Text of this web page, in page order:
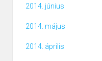
2014. június
2014. május
2014. április